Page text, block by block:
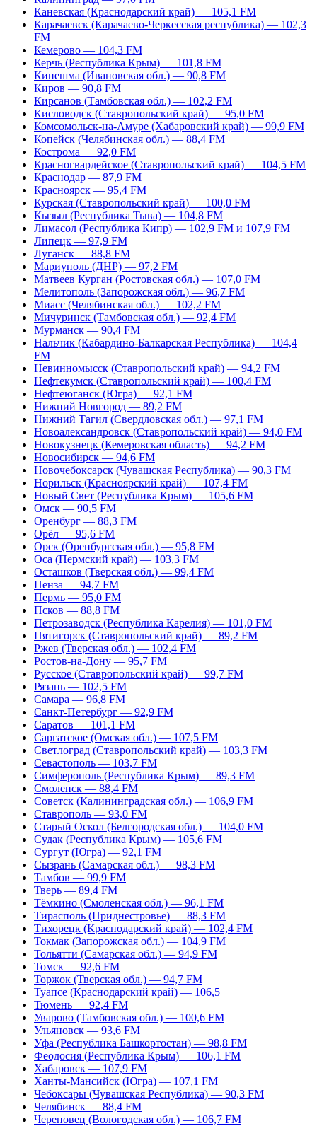
Каневская (Краснодарский край) — 105,1 FM
Карачаевск (Карачаево-Черкесская республика) — 102,3
FM
Кемерово — 104,3 FM
Керчь (Республика Крым) — 101,8 FM
Кинешма (Ивановская обл.) — 90,8 FM
Киров — 90,8 FM
Кирсанов (Тамбовская обл.) — 102,2 FM
Кисловодск (Ставропольский край) — 95,0 FM
Комсомольск-на-Амуре (Хабаровский край) — 99,9 FM
Копейск (Челябинская обл.) — 88,4 FM
Кострома — 92,0 FM
Красногвардейское (Ставропольский край) — 104,5 FM
Краснодар — 87,9 FM
Красноярск — 95,4 FM
Курская (Ставропольский край) — 100,0 FM
Кызыл (Республика Тыва) — 104,8 FM
Лимасол (Республика Кипр) — 102,9 FM и 107,9 FM
Липецк — 97,9 FM
Луганск — 88,8 FM
Мариуполь (ДНР) — 97,2 FM
Матвеев Курган (Ростовская обл.) — 107,0 FM
Мелитополь (Запорожская обл.) — 96,7 FM
Миасс (Челябинская обл.) — 102,2 FM
Мичуринск (Тамбовская обл.) — 92,4 FM
Мурманск — 90,4 FM
Нальчик (Кабардино-Балкарская Республика) — 104,4
FM
Невинномысск (Ставропольский край) — 94,2 FM
Нефтекумск (Ставропольский край) — 100,4 FM
Нефтеюганск (Югра) — 92,1 FM
Нижний Новгород — 89,2 FM
Нижний Тагил (Свердловская обл.) — 97,1 FM
Новоалександровск (Ставропольский край) — 94,0 FM
Новокузнецк (Кемеровская область) — 94,2 FM
Новосибирск — 94,6 FM
Новочебоксарск (Чувашская Республика) — 90,3 FM
Норильск (Красноярский край) — 107,4 FM
Новый Свет (Республика Крым) — 105,6 FM
Омск — 90,5 FM
Оренбург — 88,3 FM
Орёл — 95,6 FM
Орск (Оренбургская обл.) — 95,8 FM
Оса (Пермский край) — 103,3 FM
Осташков (Тверская обл.) — 99,4 FM
Пенза — 94,7 FM
Пермь — 95,0 FM
Псков — 88,8 FM
Петрозаводск (Республика Карелия) — 101,0 FM
Пятигорск (Ставропольский край) — 89,2 FM
Ржев (Тверская обл.) — 102,4 FM
Ростов-на-Дону — 95,7 FM
Русское (Ставропольский край) — 99,7 FM
Рязань — 102,5 FM
Самара — 96,8 FM
Санкт-Петербург — 92,9 FM
Саратов — 101,1 FM
Саргатское (Омская обл.) — 107,5 FM
Светлоград (Ставропольский край) — 103,3 FM
Севастополь — 103,7 FM
Симферополь (Республика Крым) — 89,3 FM
Смоленск — 88,4 FM
Советск (Калининградская обл.) — 106,9 FM
Ставрополь — 93,0 FM
Старый Оскол (Белгородская обл.) — 104,0 FM
Судак (Республика Крым) — 105,6 FM
Сургут (Югра) — 92,1 FM
Сызрань (Самарская обл.) — 98,3 FM
Тамбов — 99,9 FM
Тверь — 89,4 FM
Тёмкино (Смоленская обл.) — 96,1 FM
Тирасполь (Приднестровье) — 88,3 FM
Тихорецк (Краснодарский край) — 102,4 FM
Токмак (Запорожская обл.) — 104,9 FM
Тольятти (Самарская обл.) — 94,9 FM
Томск — 92,6 FM
Торжок (Тверская обл.) — 94,7 FM
Туапсе (Краснодарский край) — 106,5
Тюмень — 92,4 FM
Уварово (Тамбовская обл.) — 100,6 FM
Ульяновск — 93,6 FM
Уфа (Республика Башкортостан) — 98,8 FM
Феодосия (Республика Крым) — 106,1 FM
Хабаровск — 107,9 FM
Ханты-Мансийск (Югра) — 107,1 FM
Чебоксары (Чувашская Республика) — 90,3 FM
Челябинск — 88,4 FM
Череповец (Вологодская обл.) — 106,7 FM